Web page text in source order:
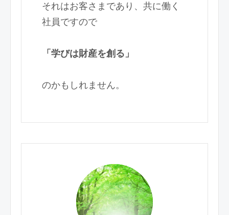
それはお客さまであり、共に働く
社員ですので
「学びは財産を創る」
のかもしれません。